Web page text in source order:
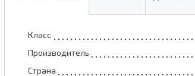
Класс
Производитель
Страна